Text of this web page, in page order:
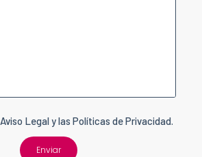
Aviso Legal y las Políticas de Privacidad.
Enviar